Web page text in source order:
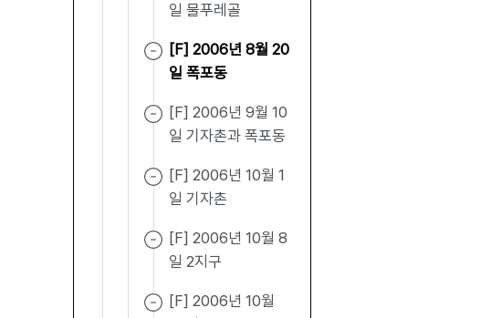
일 물푸레골
[F] 2006년 8월 20
일 폭포동
[F] 2006년 9월 10
일 기자촌과 폭포동
[F] 2006년 10월 1
일 기자촌
[F] 2006년 10월 8
일 2지구
[F] 2006년 10월